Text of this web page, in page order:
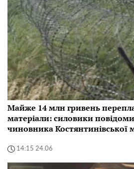
Майже 14 млн гривень
матеріали: силовики
чиновника Костянтинівської
14:15 24.06